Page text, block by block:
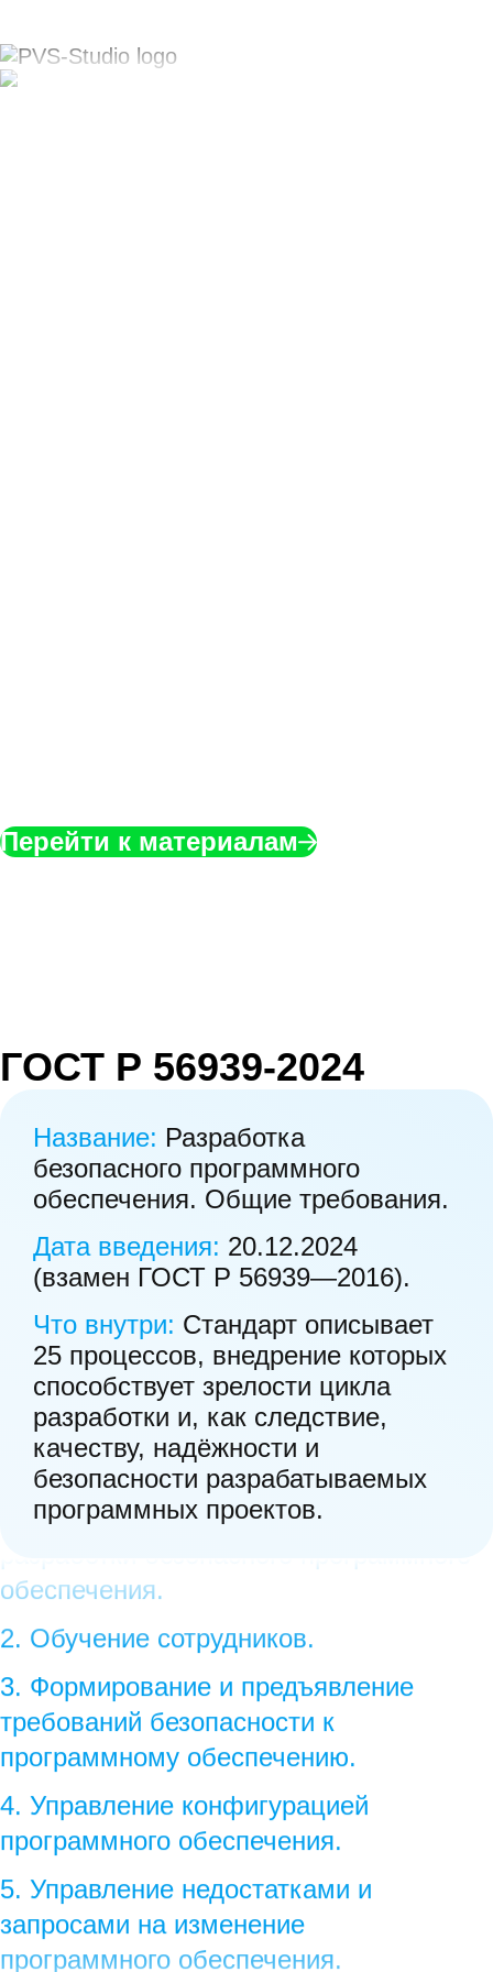
Перейти к материалам
ГОСТ Р 56939‑2024
Название: Разработка
безопасного программного
обеспечения. Общие требования.
Дата введения: 20.12.2024
(взамен ГОСТ Р 56939—2016).
Что внутри: Стандарт описывает
25 процессов, внедрение которых
способствует зрелости цикла
разработки и, как следствие,
качеству, надёжности и
безопасности разрабатываемых
программных проектов.
1. Планирование процессов
разработки безопасного программного
2. Обучение сотрудников.
3. Формирование и предъявление
требований безопасности к
программному обеспечению.
4. Управление конфигурацией
программного обеспечения.
5. Управление недостатками и
запросами на изменение
программного обеспечения.